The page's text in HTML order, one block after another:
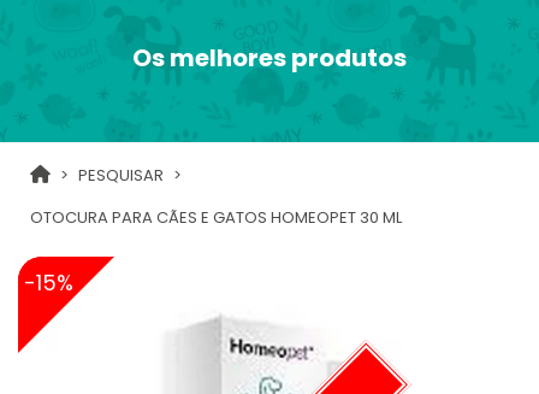
Os melhores produtos
PESQUISAR
OTOCURA PARA CÃES E GATOS HOMEOPET 30 ML
-15%